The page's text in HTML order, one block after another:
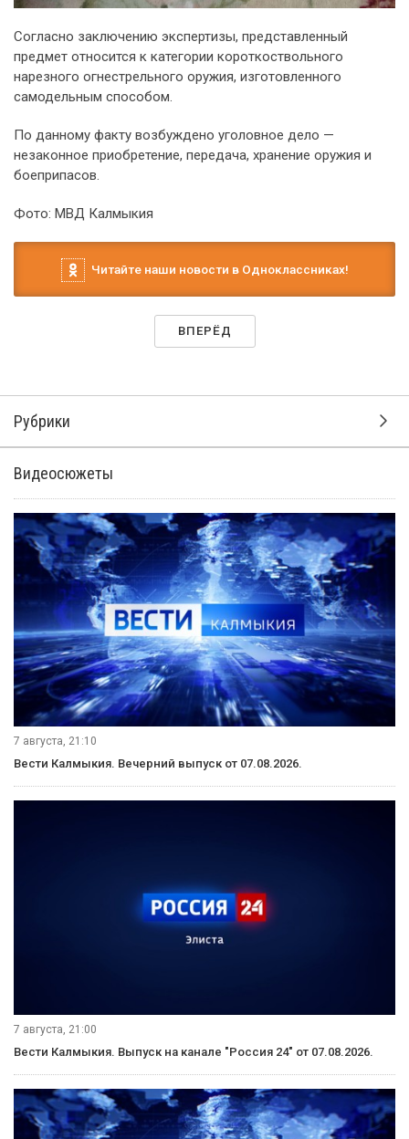
Согласно заключению экспертизы, представленный
предмет относится к категории короткоствольного
нарезного огнестрельного оружия, изготовленного
самодельным способом.
По данному факту возбуждено уголовное дело —
незаконное приобретение, передача, хранение оружия и
боеприпасов.
Фото: МВД Калмыкия
Читайте наши новости в Одноклассниках!
ВПЕРЁД
Рубрики
Видеосюжеты
7 августа, 21:10
Вести Калмыкия. Вечерний выпуск от 07.08.2026.
7 августа, 21:00
Вести Калмыкия. Выпуск на канале "Россия 24" от 07.08.2026.